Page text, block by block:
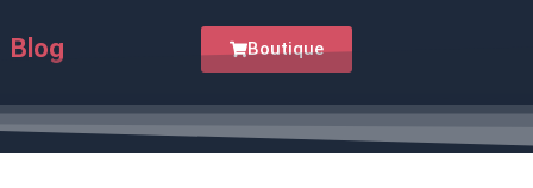
Blog Boutique
10.00€.